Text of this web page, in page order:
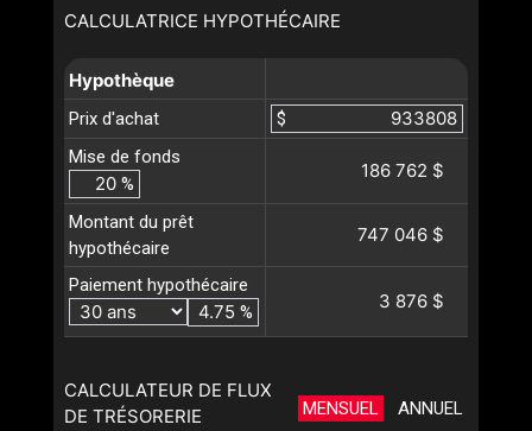
CALCULATRICE HYPOTHÉCAIRE
Hypothèque
Prix d'achat
$
Mise de fonds
%
186 762 $
Montant du prêt
hypothécaire
747 046 $
Paiement hypothécaire
%
3 876 $
CALCULATEUR DE FLUX
DE TRÉSORERIE
MENSUEL ANNUEL